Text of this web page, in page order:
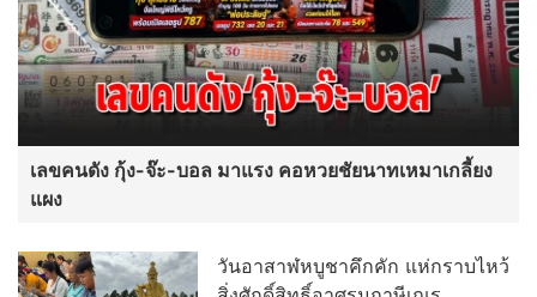
เลขคนดัง กุ้ง-จ๊ะ-บอล มาแรง คอหวยชัยนาทเหมาเกลี้ยง
แผง
วันอาสาฬหบูชาคึกคัก แห่กราบไหว้